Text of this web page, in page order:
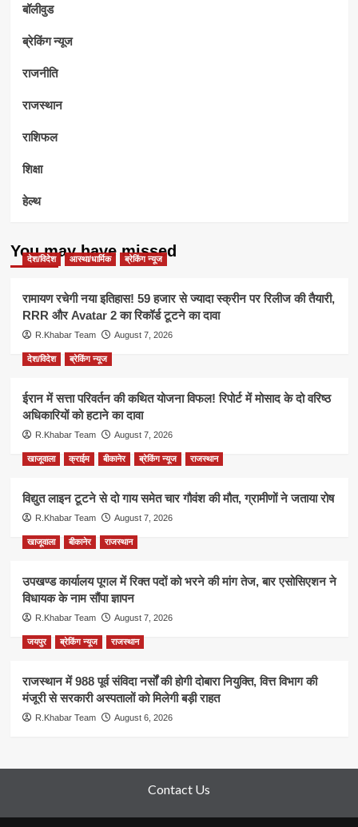
बॉलीवुड
ब्रेकिंग न्यूज
राजनीति
राजस्थान
राशिफल
शिक्षा
हेल्थ
You may have missed
देश/विदेश आस्था/धार्मिक ब्रेकिंग न्यूज
रामायण रचेगी नया इतिहास! 59 हजार से ज्यादा स्क्रीन पर रिलीज की तैयारी,
RRR और Avatar 2 का रिकॉर्ड टूटने का दावा
R.Khabar Team August 7, 2026
देश/विदेश ब्रेकिंग न्यूज
ईरान में सत्ता परिवर्तन की कथित योजना विफल! रिपोर्ट में मोसाद के दो वरिष्ठ
अधिकारियों को हटाने का दावा
R.Khabar Team August 7, 2026
खाजूवाला क्राईम बीकानेर ब्रेकिंग न्यूज राजस्थान
विद्युत लाइन टूटने से दो गाय समेत चार गौवंश की मौत, ग्रामीणों ने जताया रोष
R.Khabar Team August 7, 2026
खाजूवाला बीकानेर राजस्थान
उपखण्ड कार्यालय पूगल में रिक्त पदों को भरने की मांग तेज, बार एसोसिएशन ने
विधायक के नाम सौंपा ज्ञापन
R.Khabar Team August 7, 2026
जयपुर ब्रेकिंग न्यूज राजस्थान
राजस्थान में 988 पूर्व संविदा नर्सों की होगी दोबारा नियुक्ति, वित्त विभाग की
मंजूरी से सरकारी अस्पतालों को मिलेगी बड़ी राहत
R.Khabar Team August 6, 2026
Contact Us